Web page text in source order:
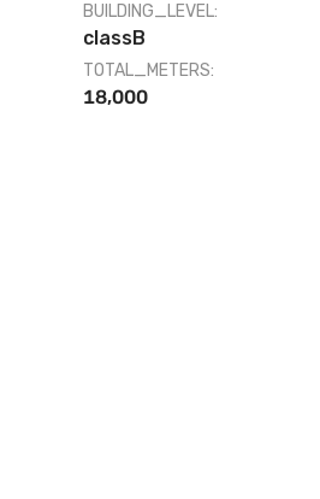
BUILDING_LEVEL:
classB
TOTAL_METERS:
18,000